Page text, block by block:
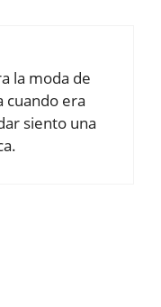
la moda de
cuando era
siento una